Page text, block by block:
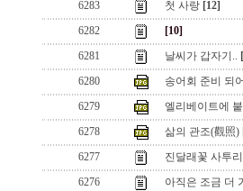
6283
첫 사랑 [12]
6282
[10]
6281
날씨가 갑자기..
6280
송어회 준비 되
6279
엘리베이트에
6278
삶의 관조(觀照)
6277
진달래꽃 사투
6276
아직은 조금 더